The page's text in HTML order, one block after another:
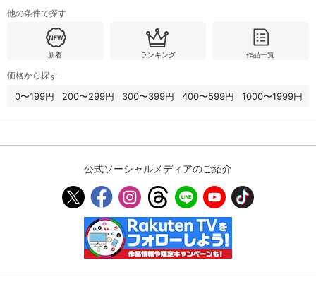
購入明細
Myクーポン
購入履歴
確認が可能です。こちらから視聴いただく
す。お気に入りに追加した作品の削除も可
サイト内の閲覧履歴を確認できます。履歴
の削除も可能です。
サイト内で表示される作品の表示制限が可
他の条件で探す
新着 ランキング 作品一覧
価格から探す
0〜199円 200〜299円 300〜399円 400〜599円 1000〜1999円
公式ソーシャルメディアのご紹介